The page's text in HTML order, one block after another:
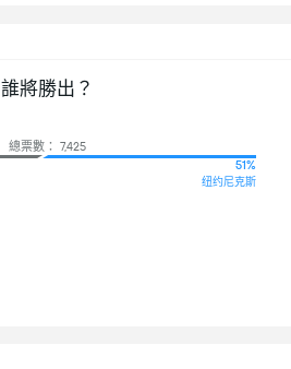
誰將勝出？
總票數： 7,425
51%
纽约尼克斯